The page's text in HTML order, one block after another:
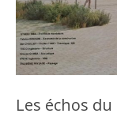
Les échos